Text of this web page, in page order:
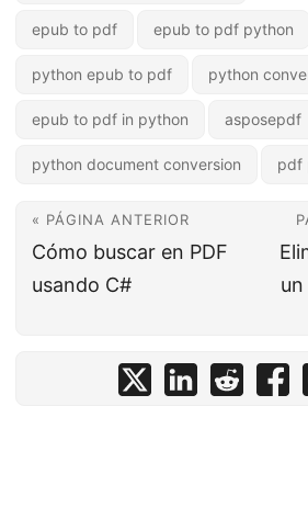
epub to pdf epub to pdf python
python epub to pdf python
epub to pdf in python asposepdf
python document conversion pdf
« PÁGINA ANTERIOR
Cómo buscar en PDF
usando C#